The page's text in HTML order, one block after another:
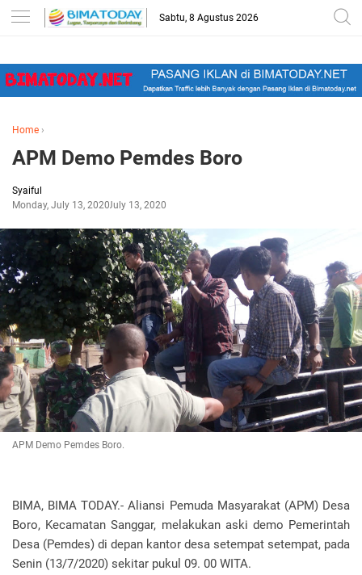
-->
Sabtu, 8 Agustus 2026
Home ›
APM Demo Pemdes Boro
Syaiful
Monday, July 13, 2020July 13, 2020
APM Demo Pemdes Boro.
BIMA, BIMA TODAY.- Aliansi Pemuda Masyarakat (APM) Desa
Boro, Kecamatan Sanggar, melakukan aski demo Pemerintah
Desa (Pemdes) di depan kantor desa setempat setempat, pada
Senin (13/7/2020) sekitar pukul 09. 00 WITA.